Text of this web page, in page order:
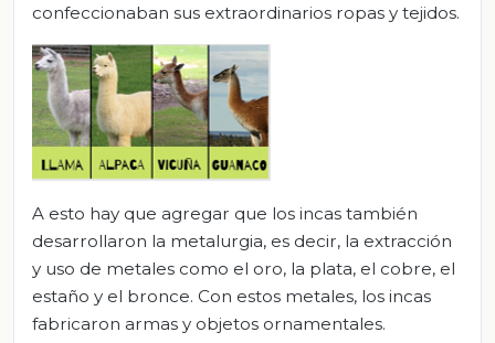
confeccionaban sus extraordinarios ropas y tejidos.
A esto hay que agregar que los incas también
desarrollaron la metalurgia, es decir, la extracción
y uso de metales como el oro, la plata, el cobre, el
estaño y el bronce. Con estos metales, los incas
fabricaron armas y objetos ornamentales.